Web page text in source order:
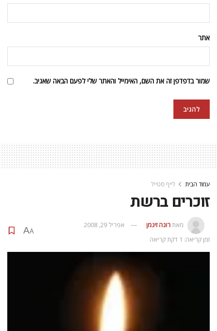
אתר
שמור בדפדפן זה את השם, האימייל והאתר שלי לפעם הבאה שאגיב.
עמוד הבית לייף סטייל
זוכרים ברשת
מאתרונה זינמן
אפריל 29, 2008
זמן קריאה: 1 דקת קריאה
A
A